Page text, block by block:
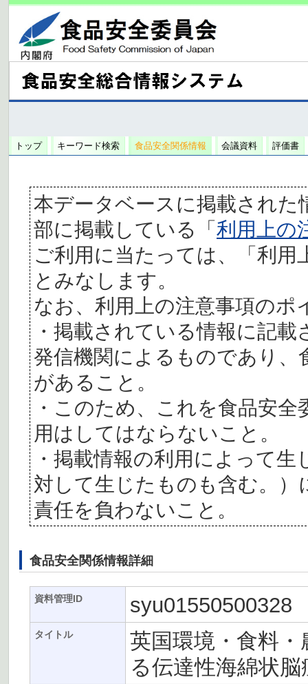
トップ キーワード検索 食品安全関係情報 会議資料 評価書
本データベースに掲載された
部に掲載している「利用上の
ご利用に当たっては、「利
とみなします。
なお、利用上の注意事項の
・掲載されている情報に記
発信機関によるものであり、
があること。
・このため、これを食品安
用はしてはならないこと。
・掲載情報の利用によって
対して生じたものも含む。
責任を負わないこと。
食品安全関係情報詳細
資料管理ID syu01550500328
タイトル
英国環境・食料
る伝達性海綿状